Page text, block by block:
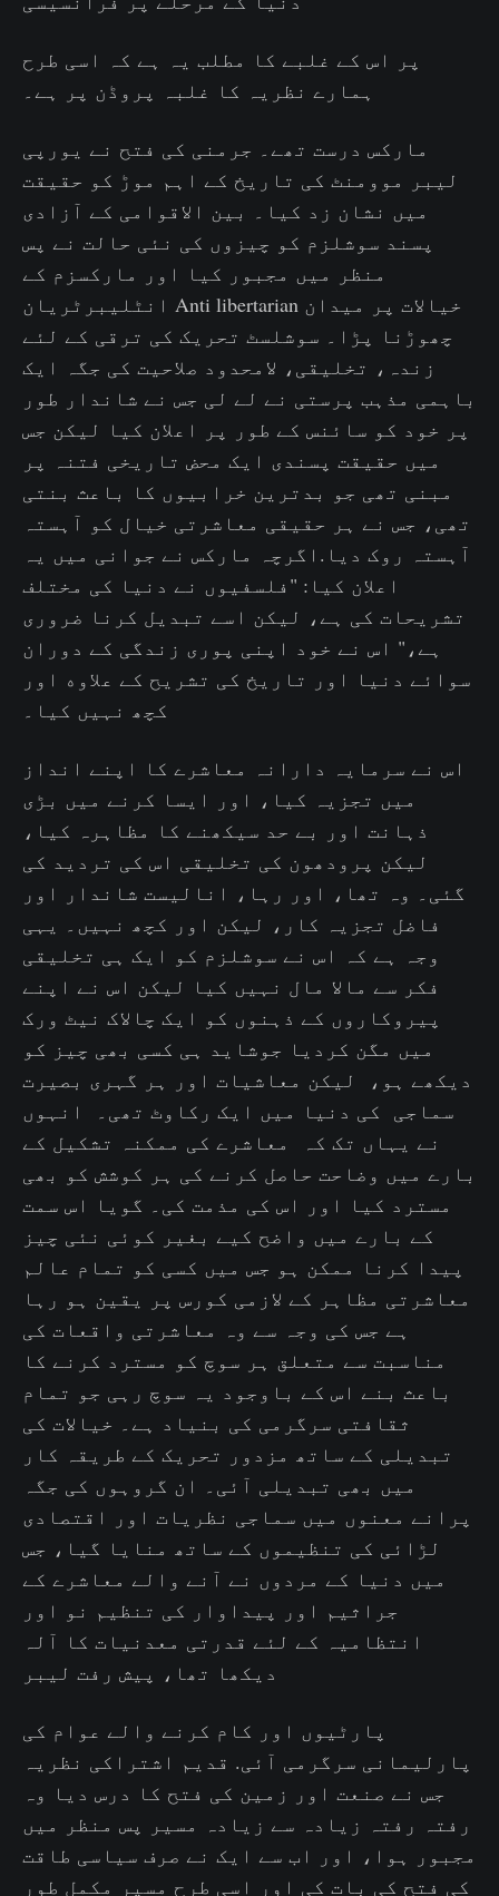
پر اس کے غلبے کا مطلب یہ ہے کہ اسی طرح
ہمارے نظریہ کا غلبہ پروڈن پر ہے۔
مارکس درست تھے۔ جرمنی کی فتح نے یورپی
لیبر موومنٹ کی تاریخ کے اہم موڑ کو حقیقت
میں نشان زد کیا۔ بین الاقوامی کے آزادی
پسند سوشلزم کو چیزوں کی نئی حالت نے پس
منظر میں مجبور کیا اور مارکسزم کے
انٹلیبرٹریان Anti libertarian خیالات پر میدان
چھوڑنا پڑا۔ سوشلسٹ تحریک کی ترقی کے لئے
زندہ، تخلیقی، لامحدود صلاحیت کی جگہ ایک
باہمی مذہب پرستی نے لے لی جس نے شاندار طور
پر خود کو سائنس کے طور پر اعلان کیا لیکن جس
میں حقیقت پسندی ایک محض تاریخی فتنہ پر
مبنی تھی جو بدترین خرابیوں کا باعث بنتی
تھی، جس نے ہر حقیقی معاشرتی خیال کو آہستہ
آہستہ روک دیا.اگرچہ مارکس نے جوانی میں یہ
اعلان کیا: "فلسفیوں نے دنیا کی مختلف
تشریحات کی ہے، لیکن اسے تبدیل کرنا ضروری
ہے،" اس نے خود اپنی پوری زندگی کے دوران
سوائے دنیا اور تاریخ کی تشریح کے علاوه اور
کچھ نہیں کیا۔
اس نے سرمایہ دارانہ معاشرے کا اپنے انداز
میں تجزیہ کیا، اور ایسا کرنے میں بڑی
ذہانت اور بے حد سیکھنے کا مظاہرہ کیا،
لیکن پرودھون کی تخلیقی اس کی تردید کی
گئی۔ وہ تھا، اور رہا، انالیست شاندار اور
فاضل تجزیہ کار، لیکن اور کچھ نہیں۔ یہی
وجہ ہے کہ اس نے سوشلزم کو ایک ہی تخلیقی
فکر سے مالا مال نہیں کیا لیکن اس نے اپنے
پیروکاروں کے ذہنوں کو ایک چالاک نیٹ ورک
میں مگن کردیا جوشاید ہی کسی بھی چیز کو
دیکھے ہو، لیکن معاشیات اور ہر گہری بصیرت
سماجی کی دنیا میں ایک رکاوٹ تھی۔ انہوں
نے یہاں تک کہ معاشرے کی ممکنہ تشکیل کے
بارے میں وضاحت حاصل کرنے کی ہر کوشش کو بھی
مسترد کیا اور اس کی مذمت کی۔ گویا اس سمت
کے بارے میں واضح کیے بغیر کوئی نئی چیز
پیدا کرنا ممکن ہو جس میں کسی کو تمام عالم
معاشرتی مظاہر کے لازمی کورس پر یقین ہو رہا
ہے جس کی وجہ سے وہ معاشرتی واقعات کی
مناسبت سے متعلق ہر سوچ کو مسترد کرنے کا
باعث بنے اس کے باوجود یہ سوچ رہی جو تمام
ثقافتی سرگرمی کی بنیاد ہے۔ خیالات کی
تبدیلی کے ساتھ مزدور تحریک کے طریقہ کار
میں بھی تبدیلی آئی۔ ان گروہوں کی جگہ
پرانے معنوں میں سماجی نظریات اور اقتصادی
لڑائی کی تنظیموں کے ساتھ منایا گیا، جس
میں دنیا کے مردوں نے آنے والے معاشرے کے
جراثیم اور پیداوار کی تنظیم نو اور
انتظامیہ کے لئے قدرتی معدنیات کا آلہ
دیکھا تھا، پیش رفت لیبر
پارٹیوں اور کام کرنے والے عوام کی
پارلیمانی سرگرمی آئی. قدیم اشتراکی نظریہ
جس نے صنعت اور زمین کی فتح کا درس دیا وہ
رفتہ رفتہ زیادہ سے زیادہ مسیر پس منظر میں
مجبور ہوا، اور اب سے ایک نے صرف سیاسی طاقت
کی فتح کی بات کی اور اسی طرح مسیر مکمل طور